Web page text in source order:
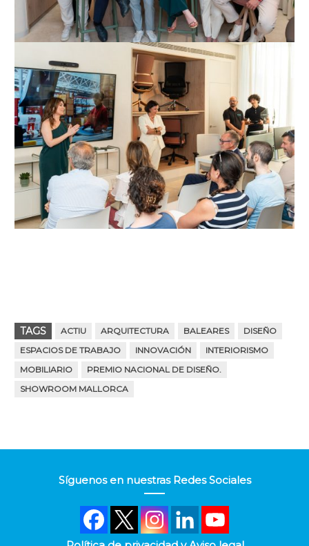
TAGS ACTIU ARQUITECTURA BALEARES
DISEÑO
ESPACIOS DE TRABAJO
INNOVACIÓN
INTERIORISMO
MOBILIARIO
PREMIO NACIONAL DE DISEÑO.
SHOWROOM MALLORCA
Síguenos en nuestras Redes Sociales